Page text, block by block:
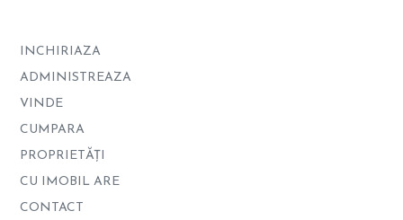
INCHIRIAZA
ADMINISTREAZA
VINDE
CUMPARA
PROPRIETĂȚI
CU IMOBIL ARE
CONTACT